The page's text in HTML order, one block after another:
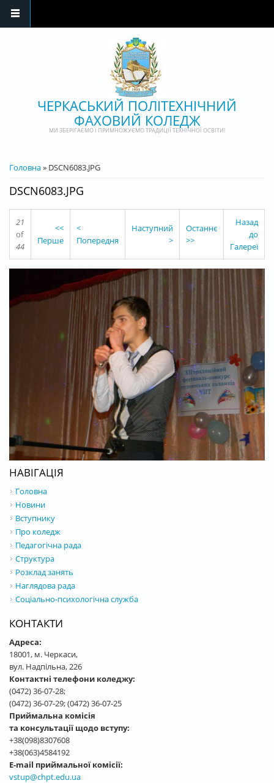
ЧЕРКАСЬКИЙ ПОЛІТЕХНІЧНИЙ
ФАХОВИЙ КОЛЕДЖ
МИ ЗБЕРІГАЄМО І ПРИМНОЖУЄМО ТРАДИЦІЇ ТЕХНІЧНОЇ ОСВІТИ!
ВИ Є ТУТ
Головна» DSCN6083.JPG
DSCN6083.JPG
21
of
44
<<
Перше
<
Попередня
Наступний
>
Останнє
>>
Назад
до
Галереї
НАВІГАЦІЯ
Головна
Новини
Вступнику
Про коледж
Педагогічна рада
Структура
Розклад занять
Наглядова рада
Соціально-психологічна служба
КОНТАКТИ
Адреса:
18001, м. Черкаси,
вул. Надпільна, 226
Контактні телефони коледжу:
(0472) 36-07-28;
(0472) 36-07-29; (0472) 36-07-25
Приймальна комісія
та консультації щодо вступу:
+38(098)8307608
+38(063)4584192
E-mail приймальної комісії:
vstup@chpt.edu.ua